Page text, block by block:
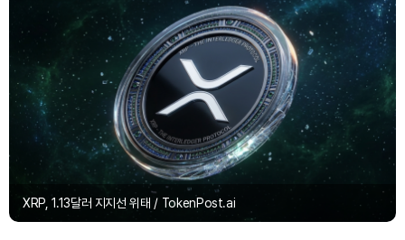
XRP, 1.13달러 지지선 위태 / TokenPost.ai